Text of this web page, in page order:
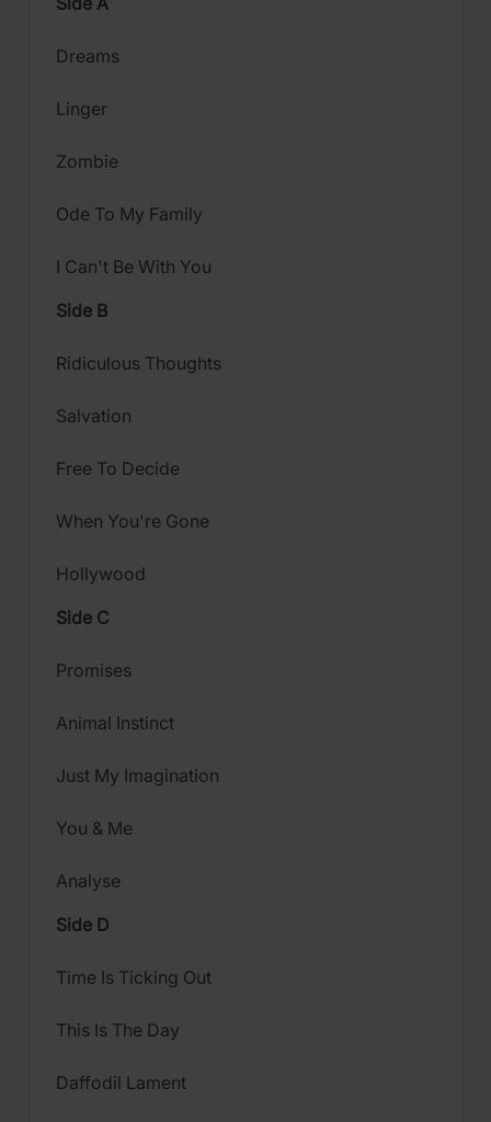
Dreams
Linger
Zombie
Ode To My Family
I Can't Be With You
Side B
Ridiculous Thoughts
Salvation
Free To Decide
When You're Gone
Hollywood
Side C
Promises
Animal Instinct
Just My Imagination
You & Me
Analyse
Side D
Time Is Ticking Out
This Is The Day
Daffodil Lament